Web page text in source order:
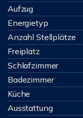
Aufzug
Energietyp
Anzahl Stellplätze
Freiplatz
Schlafzimmer
Badezimmer
Küche
Ausstattung